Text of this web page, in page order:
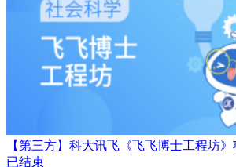
【第三方】科大讯飞《飞飞博士工程坊
已结束